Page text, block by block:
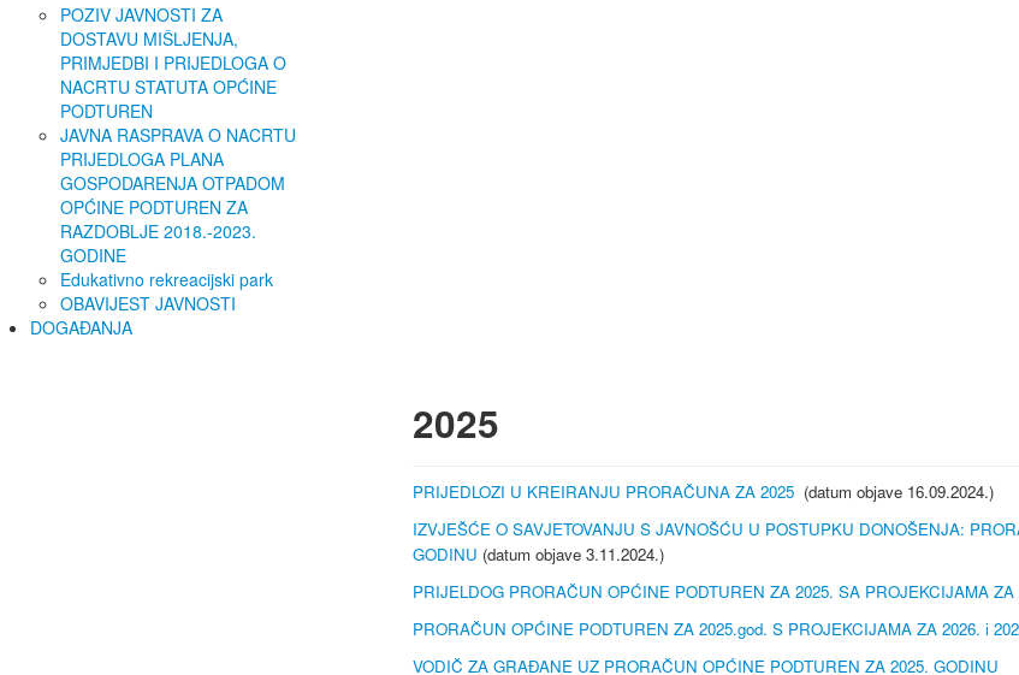
POZIV JAVNOSTI ZA
DOSTAVU MIŠLJENJA,
PRIMJEDBI I PRIJEDLOGA O
NACRTU STATUTA OPĆINE
PODTUREN
JAVNA RASPRAVA O NACRTU
PRIJEDLOGA PLANA
GOSPODARENJA OTPADOM
OPĆINE PODTUREN ZA
RAZDOBLJE 2018.-2023.
GODINE
Edukativno rekreacijski park
OBAVIJEST JAVNOSTI
DOGAĐANJA
2025
PRIJEDLOZI U KREIRANJU PRORAČUNA ZA 2025 (datum objave 16.09.2024.)
IZVJEŠĆE O SAVJETOVANJU S JAVNOŠĆU U POSTUPKU DONOŠENJA:
GODINU (datum objave 3.11.2024.)
PRIJELDOG PRORAČUN OPĆINE PODTUREN ZA 2025. SA PROJEKCIJAMA ZA
PRORAČUN OPĆINE PODTUREN ZA 2025.god. S PROJEKCIJAMA ZA 2026. i
VODIČ ZA GRAĐANE UZ PRORAČUN OPĆINE PODTUREN ZA 2025. GODINU